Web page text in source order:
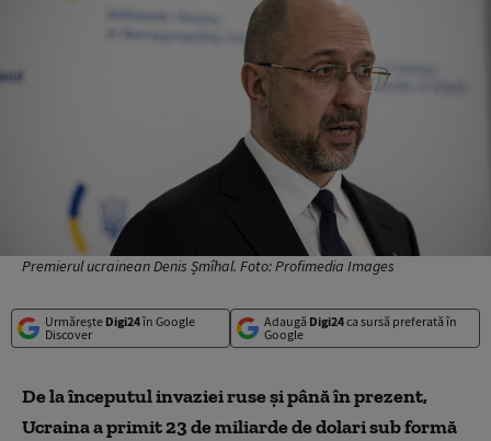
Premierul ucrainean Denis Șmîhal. Foto: Profimedia Images
Urmărește Digi24în Google
Discover
Adaugă Digi24ca sursă preferată în
Google
De la începutul invaziei ruse şi până în prezent,
Ucraina a primit 23 de miliarde de dolari sub formă